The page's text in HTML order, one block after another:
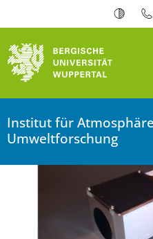
Institut für
Umweltforschung
Bergische